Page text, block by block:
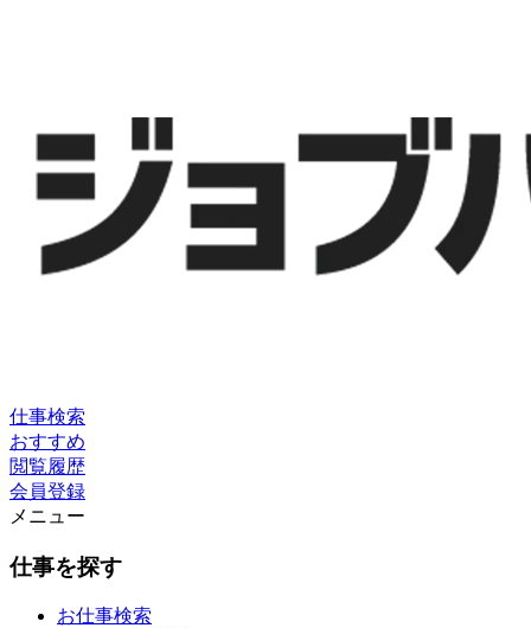
仕事検索
おすすめ
閲覧履歴
会員登録
メニュー
仕事を探す
お仕事検索